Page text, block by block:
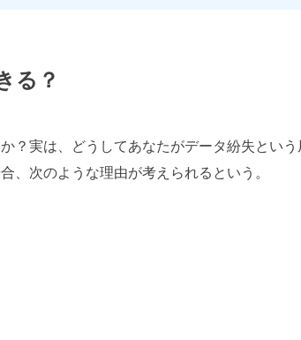
る？
？実は、どうしてあなたがデータ紛失とい
、次のような理由が考えられるという。